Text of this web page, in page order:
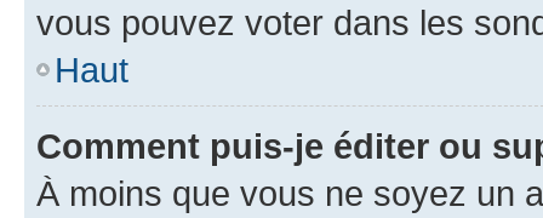
vous pouvez voter dans les
Haut
Comment puis-je éditer ou
À moins que vous ne soyez un